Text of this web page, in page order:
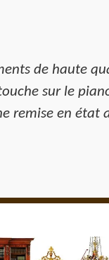
de haute
sur le
remise en état